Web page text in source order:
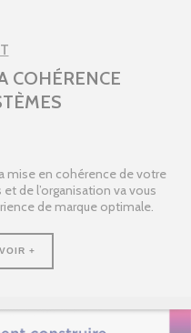
COHÉRENCE
mise en cohérence de votre
de l’organisation va vous
de marque optimale.
+